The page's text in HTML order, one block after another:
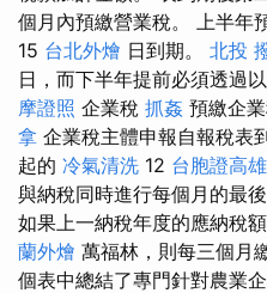
個月內預繳營業稅。 上半年
15 台北外燴 日到期。 北投
日，而下半年提前必須透過
摩證照 企業稅 抓姦 預繳企
拿 企業稅主體申報自報稅表
起的 冷氣清洗 12 台胞證高雄
與納稅同時進行每個月的最
如果上一納稅年度的應納稅
蘭外燴 萬福林，則每三個月
個表中總結了專門針對農業